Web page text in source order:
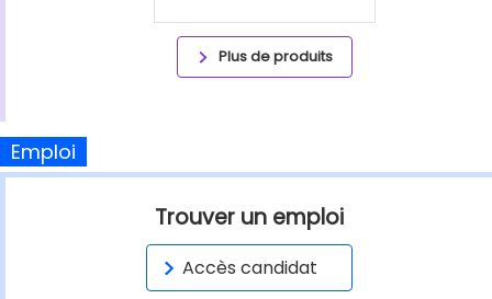
Plus de produits
Emploi
Trouver un emploi
Accès candidat